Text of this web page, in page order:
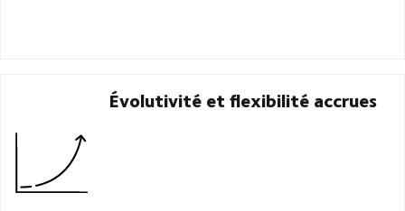
Évolutivité et flexibilité accrues